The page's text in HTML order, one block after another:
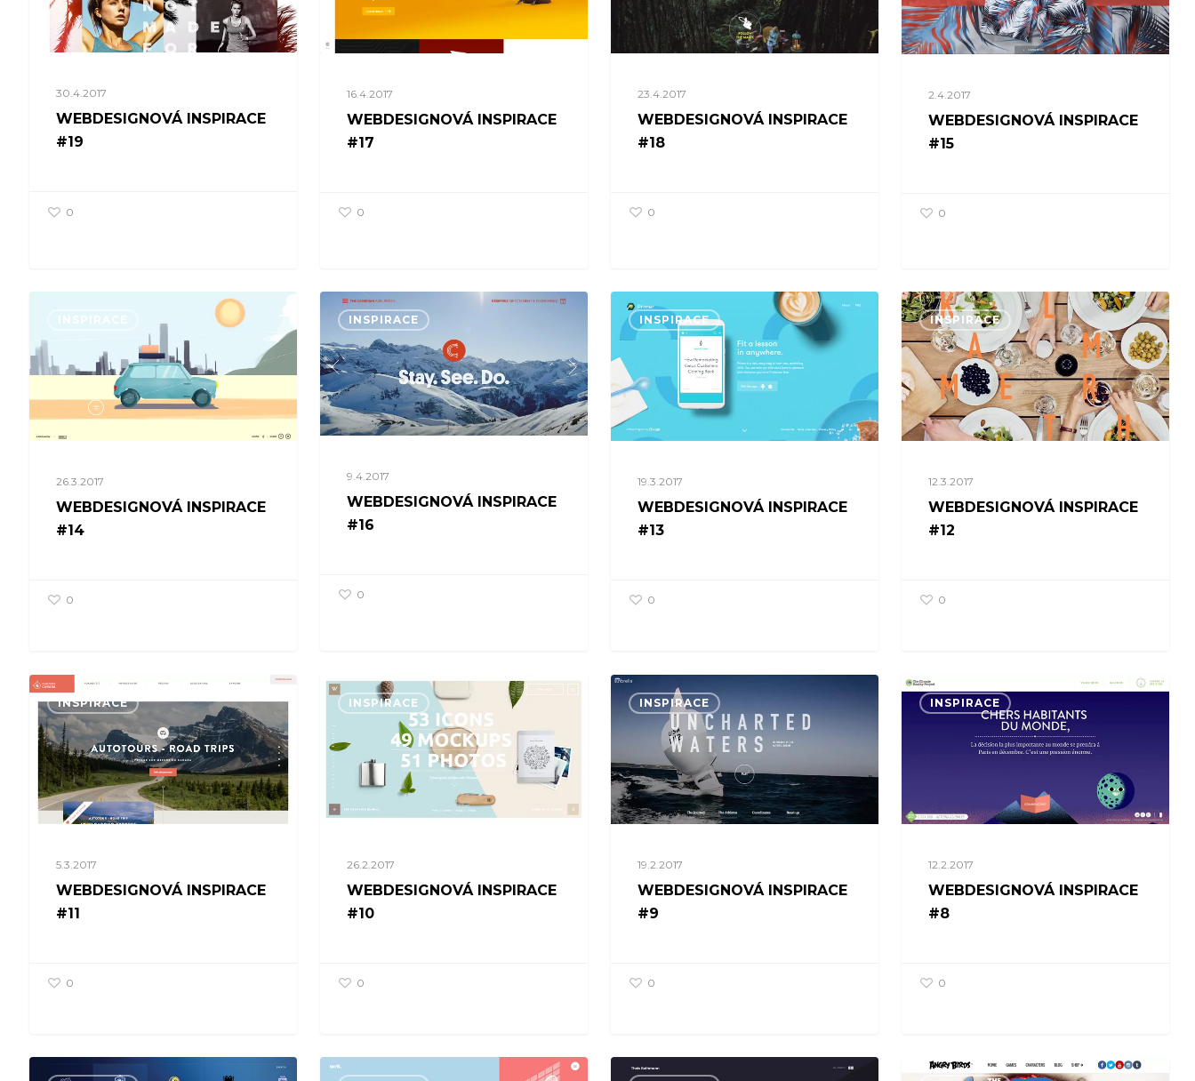
30.4.2017
WEBDESIGNOVÁ INSPIRACE
#19
0
16.4.2017
WEBDESIGNOVÁ INSPIRACE
#17
0
23.4.2017
WEBDESIGNOVÁ INSPIRACE
#18
0
2.4.2017
WEBDESIGNOVÁ INSPIRACE
#15
0
INSPIRACE
26.3.2017
WEBDESIGNOVÁ INSPIRACE
#14
0
INSPIRACE
9.4.2017
WEBDESIGNOVÁ INSPIRACE
#16
0
INSPIRACE
19.3.2017
WEBDESIGNOVÁ INSPIRACE
#13
0
INSPIRACE
12.3.2017
WEBDESIGNOVÁ INSPIRACE
#12
0
INSPIRACE
5.3.2017
WEBDESIGNOVÁ INSPIRACE
#11
0
INSPIRACE
26.2.2017
WEBDESIGNOVÁ INSPIRACE
#10
0
INSPIRACE
19.2.2017
WEBDESIGNOVÁ INSPIRACE
#9
0
INSPIRACE
12.2.2017
WEBDESIGNOVÁ INSPIRACE
#8
0